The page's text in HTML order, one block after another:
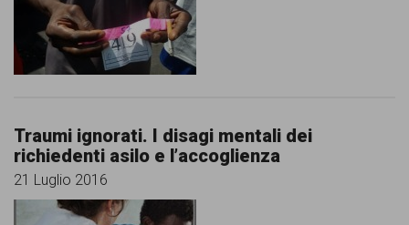
Traumi ignorati. I disagi mentali dei
richiedenti asilo e l’accoglienza
21 Luglio 2016